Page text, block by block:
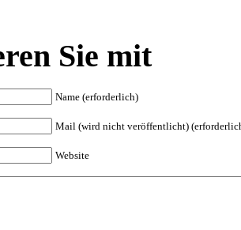
Sie mit
Name (erforderlich)
Mail (wird nicht veröffentlicht)
Website